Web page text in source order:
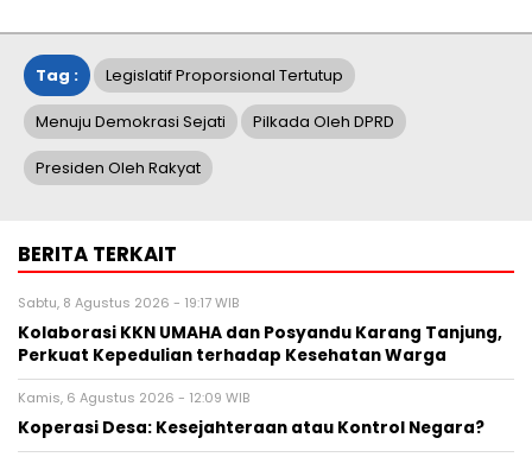
Tag : Legislatif Proporsional Tertutup
Menuju Demokrasi Sejati Pilkada Oleh DPRD
Presiden Oleh Rakyat
BERITA TERKAIT
Sabtu, 8 Agustus 2026 - 19:17 WIB
Kolaborasi KKN UMAHA dan Posyandu Karang Tanjung,
Perkuat Kepedulian terhadap Kesehatan Warga
Kamis, 6 Agustus 2026 - 12:09 WIB
Koperasi Desa: Kesejahteraan atau Kontrol Negara?